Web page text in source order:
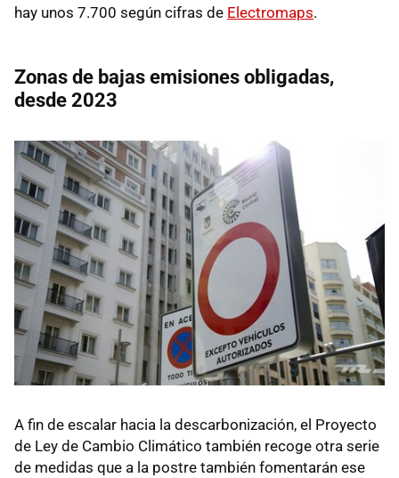
hay unos 7.700 según cifras de Electromaps.
Zonas de bajas emisiones obligadas,
desde 2023
A fin de escalar hacia la descarbonización, el Proyecto
de Ley de Cambio Climático también recoge otra serie
de medidas que a la postre también fomentarán ese